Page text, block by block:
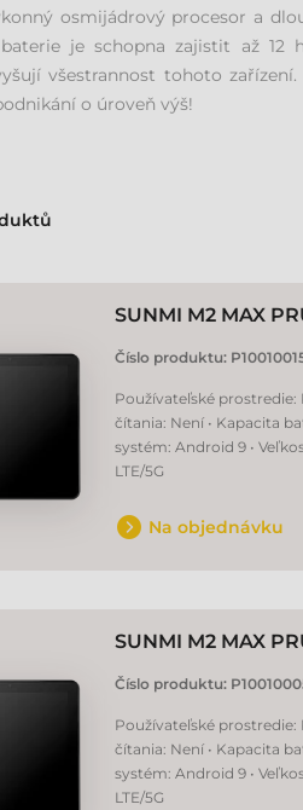
osmijádrový procesor a
je schopna zajistit až 12
všestrannost tohoto
o úroveň výš!
SUNMI M2 MAX
Číslo produktu:
Používateľské prostredie:
čítania: Není • Kapacita
systém: Android 9 •
LTE/5G
Na objednávku
SUNMI M2 MAX
Číslo produktu:
Používateľské prostredie:
čítania: Není • Kapacita
systém: Android 9 •
LTE/5G